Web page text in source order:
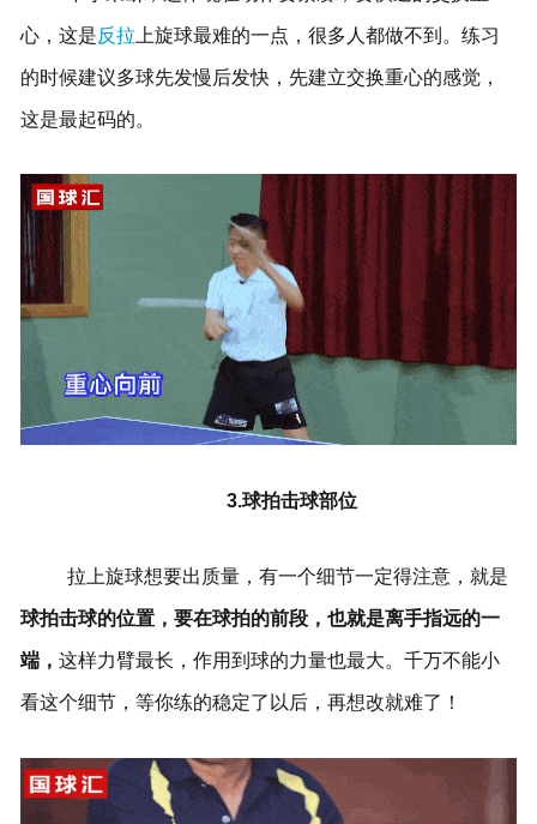
心，这是反拉 上旋球最难的一点，很多人都做不到。练习
的时候建议多球先发慢后发快，先建立交换重心的感觉，
这是最起码的。
3.球拍击球部位
拉上旋球想要出质量，有一个细节一定得注意，就是
球拍击球的位置，要在球拍的前段，也就是离手指远的一
端， 这样力臂最长，作用到球的力量也最大。千万不能小
看这个细节，等你练的稳定了以后，再想改就难了！